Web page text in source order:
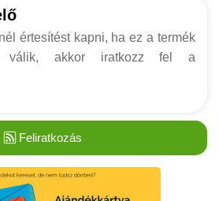
értesítést kapni, ha ez a termék
válik, akkor iratkozz fel a
Feliratkozás